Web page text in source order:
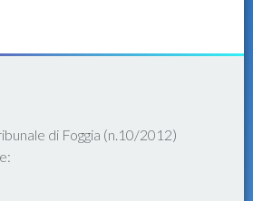
di Foggia (n.10/2012)